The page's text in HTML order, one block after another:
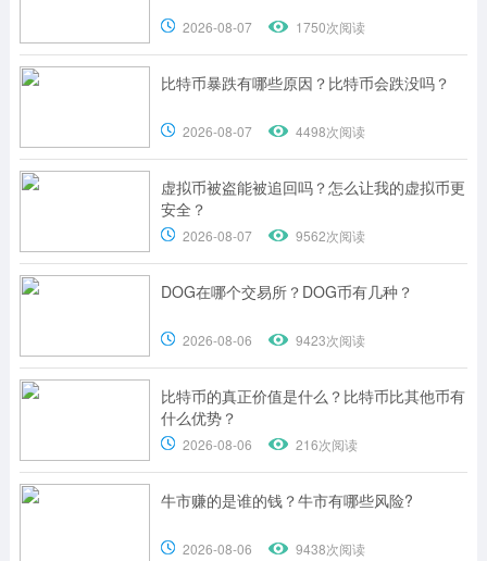
2026-08-07 1750次阅读
比特币暴跌有哪些原因？比特币会跌没吗？
2026-08-07 4498次阅读
虚拟币被盗能被追回吗？怎么让我的虚拟币更
安全？
2026-08-07 9562次阅读
DOG在哪个交易所？DOG币有几种？
2026-08-06 9423次阅读
比特币的真正价值是什么？比特币比其他币有
什么优势？
2026-08-06 216次阅读
牛市赚的是谁的钱？牛市有哪些风险?
2026-08-06 9438次阅读